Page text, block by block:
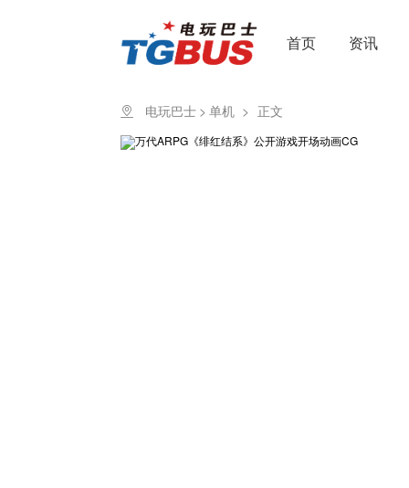
首页 资讯
电玩巴士 > 单机 > 正文